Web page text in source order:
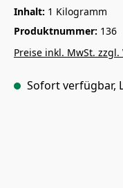
Inhalt: 1 Kilogramm
Produktnummer: 136
Preise inkl. MwSt. zzgl.
Sofort verfügbar,